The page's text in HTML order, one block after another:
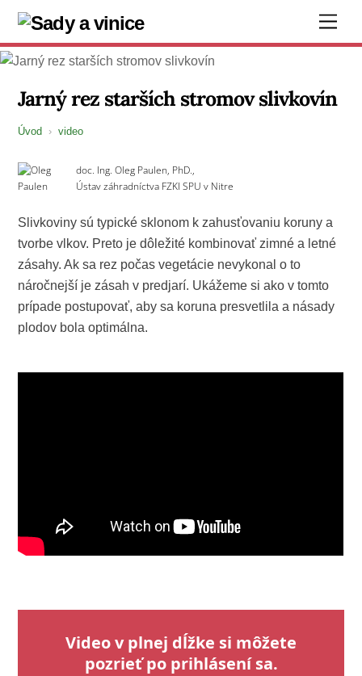
Skip
content
Jarný rez starších stromov slivkovín
Úvod › video
doc. Ing. Oleg Paulen, PhD.,
Ústav záhradníctva FZKI SPU v Nitre
Slivkoviny sú typické sklonom k zahusťovaniu koruny a
tvorbe vlkov. Preto je dôležité kombinovať zimné a letné
zásahy. Ak sa rez počas vegetácie nevykonal o to
náročnejší je zásah v predjarí. Ukážeme si ako v tomto
prípade postupovať, aby sa koruna presvetlila a násady
plodov bola optimálna.
Video v plnej dĺžke si môžete
pozrieť po prihlásení sa.